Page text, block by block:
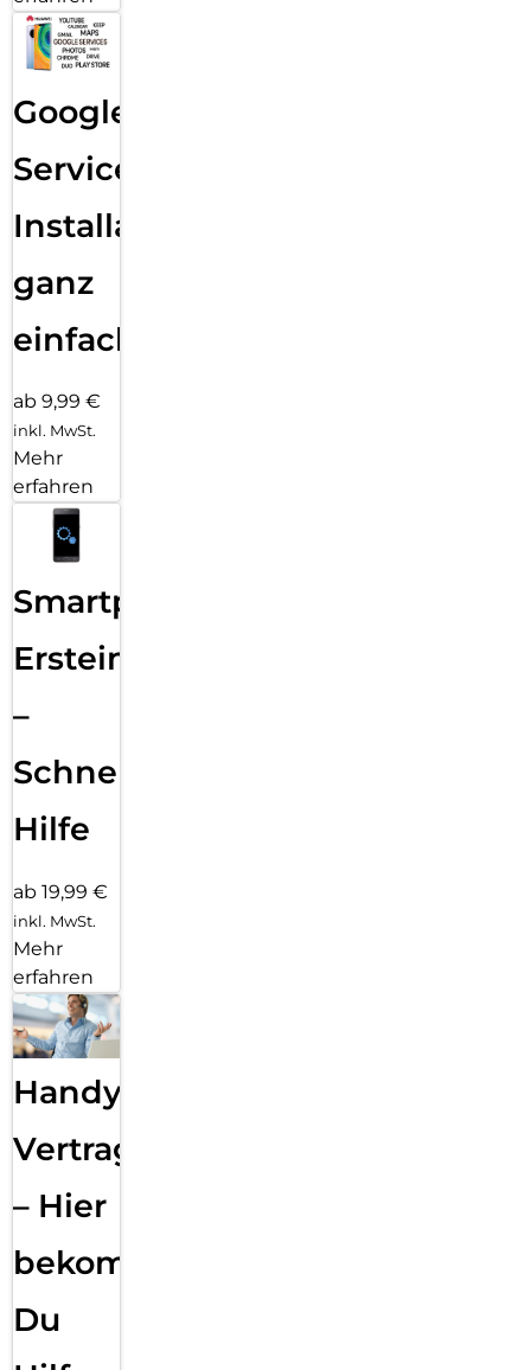
Google
Services
Installation
ganz
einfach
ab 9,99 €
inkl. MwSt.
Mehr
erfahren
Smartphone
Ersteinrichtung
–
Schnelle
Hilfe
ab 19,99 €
inkl. MwSt.
Mehr
erfahren
Handy
Vertragsabwicklung
– Hier
bekommst
Du